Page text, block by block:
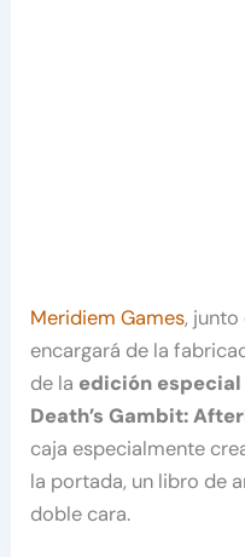
Meridiem Games, junto
encargará de la
de la edición
Death’s Gambit:
caja especialmente
la portada, un libro de
doble cara.